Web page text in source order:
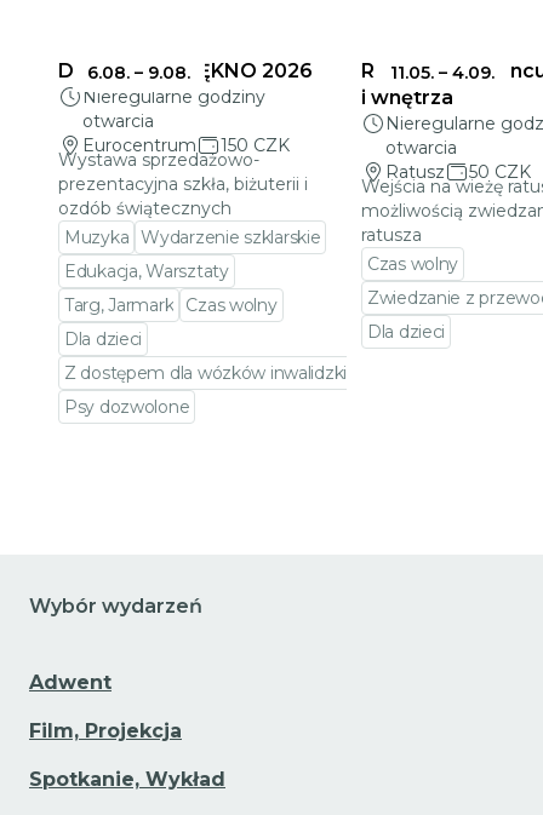
6.08. – 9.08.
DELIKATNE PIĘKNO 2026
Nieregularne godziny
otwarcia
Eurocentrum
150 CZK
Wystawa sprzedażowo-
prezentacyjna szkła, biżuterii i
ozdób świątecznych
Muzyka Wydarzenie szklarskie
Edukacja, Warsztaty
Targ, Jarmark
Czas wolny
Dla dzieci
Z dostępem dla wózków inwalidzkich
Psy dozwolone
11.05. – 4.09.
Ratusz w
i wnętrza
Nieregularne
otwarcia
Ratusz
50 CZK
Wejścia na wieżę
możliwością
ratusza
Czas wolny
Zwiedzanie z
Dla dzieci
Wybór wydarzeń
Adwent
Film, Projekcja
Spotkanie, Wykład